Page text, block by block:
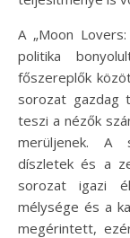
A „Moon
politika
főszereplők
sorozat gazdag
teszi a nézők
merüljenek. A
díszletek és a
sorozat igazi
mélysége és a
megérintett,